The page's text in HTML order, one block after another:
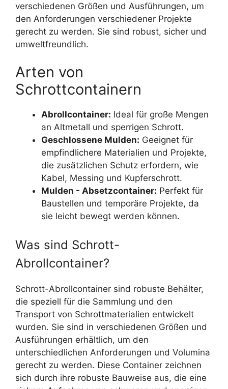
verschiedenen Größen und Ausführungen, um
den Anforderungen verschiedener Projekte
gerecht zu werden. Sie sind robust, sicher und
umweltfreundlich.
Arten von
Schrottcontainern
Abrollcontainer: Ideal für große Mengen
an Altmetall und sperrigen Schrott.
Geschlossene Mulden: Geeignet für
empfindlichere Materialien und Projekte,
die zusätzlichen Schutz erfordern, wie
Kabel, Messing und Kupferschrott.
Mulden - Absetzcontainer: Perfekt für
Baustellen und temporäre Projekte, da
sie leicht bewegt werden können.
Was sind Schrott-
Abrollcontainer?
Schrott-Abrollcontainer sind robuste Behälter,
die speziell für die Sammlung und den
Transport von Schrottmaterialien entwickelt
wurden. Sie sind in verschiedenen Größen und
Ausführungen erhältlich, um den
unterschiedlichen Anforderungen und Volumina
gerecht zu werden. Diese Container zeichnen
sich durch ihre robuste Bauweise aus, die eine